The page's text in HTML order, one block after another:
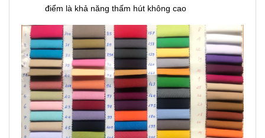
điểm là khả năng thấm hút không cao